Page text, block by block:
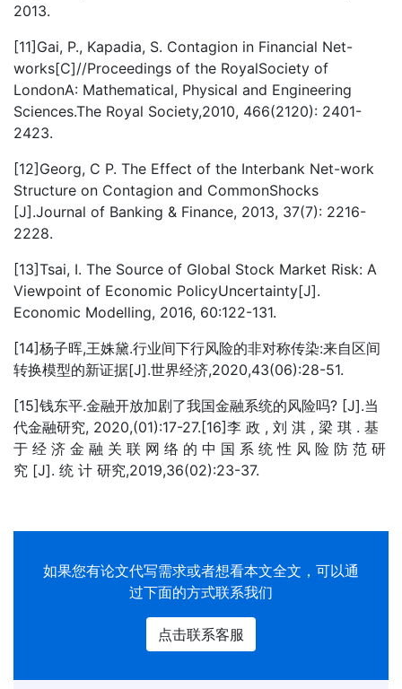
2013.
[11]Gai, P., Kapadia, S. Contagion in Financial Net-
works[C]//Proceedings of the RoyalSociety of
LondonA: Mathematical, Physical and Engineering
Sciences.The Royal Society,2010, 466(2120): 2401-
2423.
[12]Georg, C P. The Effect of the Interbank Net-work
Structure on Contagion and CommonShocks
[J].Journal of Banking & Finance, 2013, 37(7): 2216-
2228.
[13]Tsai, I. The Source of Global Stock Market Risk: A
Viewpoint of Economic PolicyUncertainty[J].
Economic Modelling, 2016, 60:122-131.
[14]杨子晖,王姝黛.行业间下行风险的非对称传染:来自区间
转换模型的新证据[J].世界经济,2020,43(06):28-51.
[15]钱东平.金融开放加剧了我国金融系统的风险吗? [J].当
代金融研究, 2020,(01):17-27.[16]李 政 , 刘 淇 , 梁 琪 . 基
于 经 济 金 融 关 联 网 络 的 中 国 系 统 性 风 险 防 范 研
究 [J]. 统 计 研究,2019,36(02):23-37.
如果您有论文代写需求或者想看本文全文，可以通
过下面的方式联系我们
点击联系客服